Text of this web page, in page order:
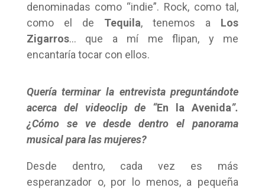
denominadas como “indie”. Rock, como tal,
como el de Tequila, tenemos a Los
Zigarros… que a mí me flipan, y me
encantaría tocar con ellos.
Quería terminar la entrevista preguntándote
acerca del videoclip de “En la Avenida”.
¿Cómo se ve desde dentro el panorama
musical para las mujeres?
Desde dentro, cada vez es más
esperanzador o, por lo menos, a pequeña